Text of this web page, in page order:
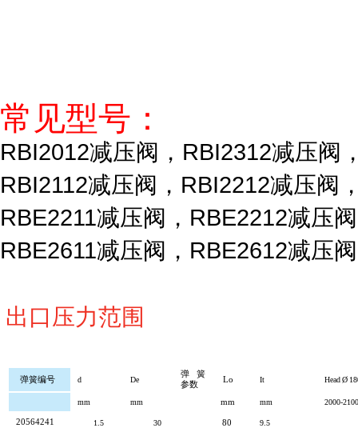
常见型号：
RBI2012减压阀，RBI2312减压阀
RBI2112减压阀，RBI2212减压阀
RBE2211减压阀，RBE2212减压
RBE2611减压阀，RBE2612减压阀
出口压力范围
弹簧编号 d De
弹簧
参数
Lo It HeadØ
mm mm mm mm 2000-
20564241 1.5 30 80 9.5